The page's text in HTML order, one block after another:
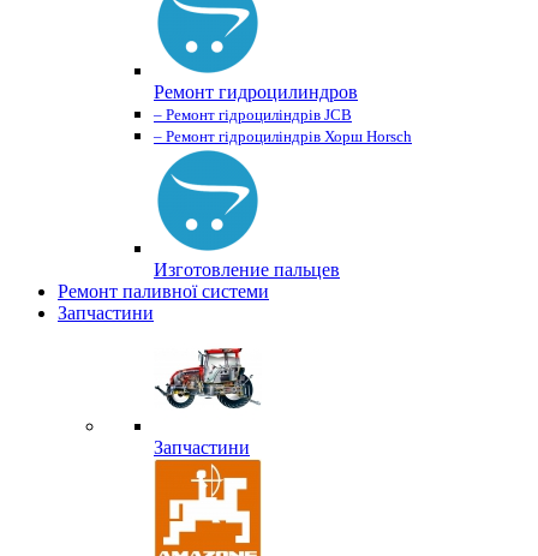
Ремонт гидроцилиндров
– Ремонт гідроциліндрів JCB
– Ремонт гідроциліндрів Хорш Horsch
Изготовление пальцев
Ремонт паливної системи
Запчастини
Запчастини